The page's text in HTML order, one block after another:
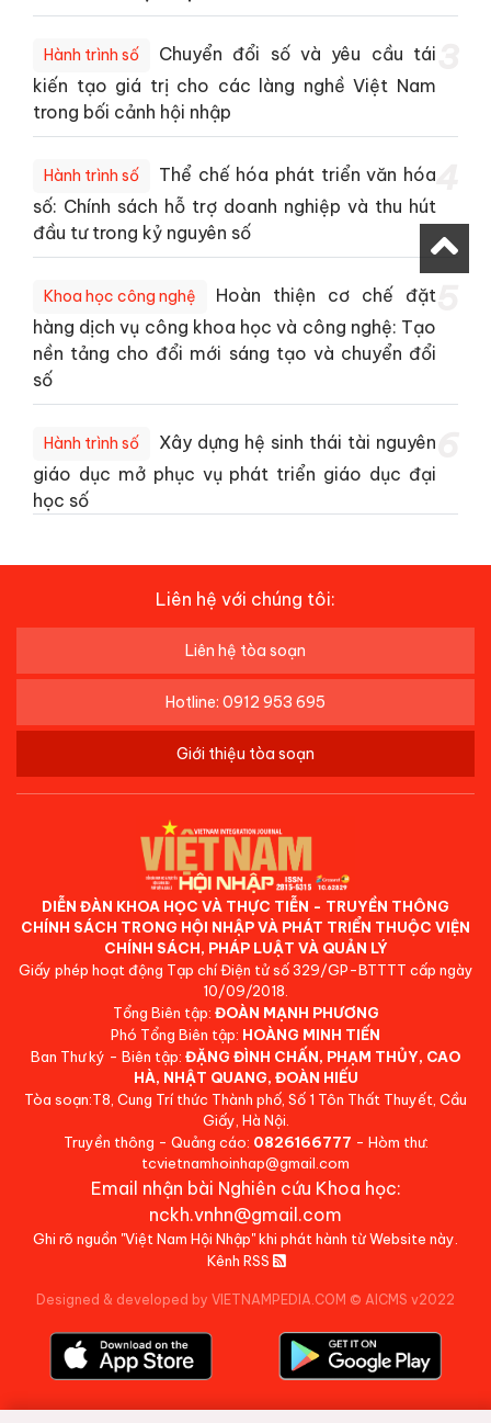
Hành trình số
Chuyển đổi số và yêu cầu tái
kiến tạo giá trị cho các làng nghề Việt Nam
trong bối cảnh hội nhập
Hành trình số
Thể chế hóa phát triển văn hóa
số: Chính sách hỗ trợ doanh nghiệp và thu hút
đầu tư trong kỷ nguyên số
Khoa học công nghệ
Hoàn thiện cơ chế đặt
hàng dịch vụ công khoa học và công nghệ: Tạo
nền tảng cho đổi mới sáng tạo và chuyển đổi
số
Hành trình số
Xây dựng hệ sinh thái tài nguyên
giáo dục mở phục vụ phát triển giáo dục đại
học số
Liên hệ với chúng tôi:
Liên hệ tòa soạn
Hotline: 0912 953 695
Giới thiệu tòa soạn
DIỄN ĐÀN KHOA HỌC VÀ THỰC TIỄN - TRUYỀN THÔNG
CHÍNH SÁCH TRONG HỘI NHẬP VÀ PHÁT TRIỂN THUỘC VIỆN
CHÍNH SÁCH, PHÁP LUẬT VÀ QUẢN LÝ
Giấy phép hoạt động Tạp chí Điện tử số 329/GP-BTTTT cấp ngày
10/09/2018.
Tổng Biên tập: ĐOÀN MẠNH PHƯƠNG
Phó Tổng Biên tập: HOÀNG MINH TIẾN
Ban Thư ký - Biên tập: ĐẶNG ĐÌNH CHẤN, PHẠM THỦY, CAO
HÀ, NHẬT QUANG, ĐOÀN HIẾU
Tòa soạn:T8, Cung Trí thức Thành phố, Số 1 Tôn Thất Thuyết, Cầu
Giấy, Hà Nội.
Truyền thông - Quảng cáo: 0826166777 - Hòm thư:
tcvietnamhoinhap@gmail.com
Email nhận bài Nghiên cứu Khoa học:
nckh.vnhn@gmail.com
Ghi rõ nguồn "Việt Nam Hội Nhập" khi phát hành từ Website này.
Kênh RSS
Designed & developed by VIETNAMPEDIA.COM © AICMS v2022